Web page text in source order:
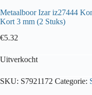
Metaalboor Izar iz27444
Kort 3 mm (2 Stuks)
€5.32
Uitverkocht
SKU: S7921172 Categorie: